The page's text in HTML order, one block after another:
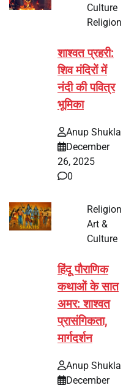
Culture
Religion
शाश्वत प्रहरी:
शिव मंदिरों में
नंदी की पवित्र
भूमिका
Anup Shukla
December
26, 2025
0
Religion
Art &
Culture
हिंदू पौराणिक
कथाओं के सात
अमर: शाश्वत
प्रासंगिकता,
मार्गदर्शन
Anup Shukla
December